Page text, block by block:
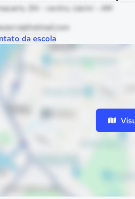
SN - centro, Uarini - AM
da escola